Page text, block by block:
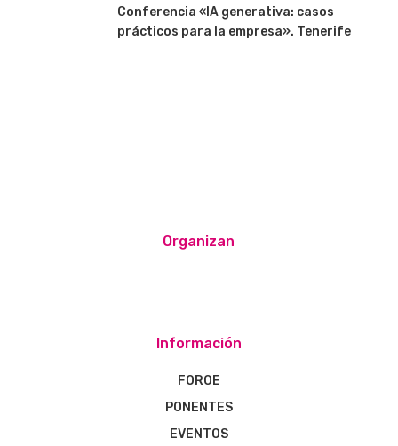
Conferencia «IA generativa: casos
prácticos para la empresa». Tenerife
Organizan
Información
FOROE
PONENTES
EVENTOS